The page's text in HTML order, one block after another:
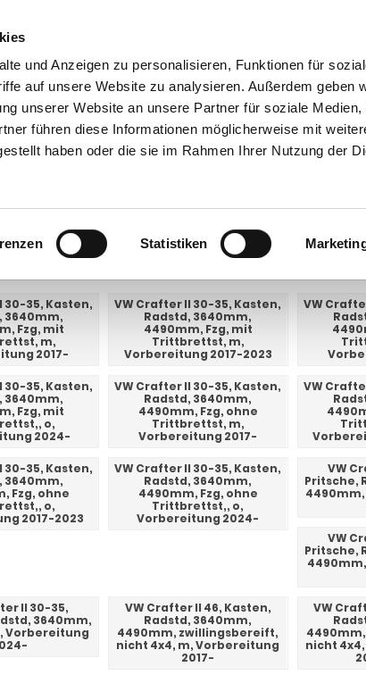
und Anzeigen zu personalisieren, Funktionen für
auf unsere Website zu analysieren. Außerdem geben
unserer Website an unsere Partner für soziale Medien,
führen diese Informationen möglicherweise mit
haben oder die sie im Rahmen Ihrer Nutzung der
Statistiken
0 44 89 - 92 34 67 6 AHK-Finder Kasse
30-35, Kasten,
3640mm,
Fzg, mit
m,
2017-
VW Crafter II 30-35, Kasten,
Radstd, 3640mm,
4490mm, Fzg, mit
Trittbrettst, m,
Vorbereitung 2017-2023
VW
30-35, Kasten,
3640mm,
Fzg, mit
o,
2024-
VW Crafter II 30-35, Kasten,
Radstd, 3640mm,
4490mm, Fzg, ohne
Trittbrettst, m,
Vorbereitung 2017-
VW
30-35, Kasten,
3640mm,
Fzg, ohne
o,
2017-2023
VW Crafter II 30-35, Kasten,
Radstd, 3640mm,
4490mm, Fzg, ohne
Trittbrettst,, o,
Vorbereitung 2024-
VW
Pritsche,
VW
Pritsche,
II 30-35,
3640mm,
Vorbereitung
VW Crafter II 46, Kasten,
Radstd, 3640mm,
4490mm, zwillingsbereift,
nicht 4x4, m, Vorbereitung
2017-
VW
nicht